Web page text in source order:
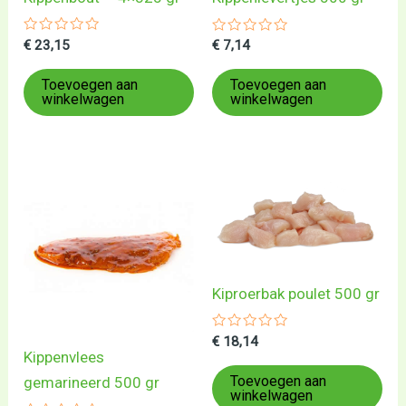
Gewaardeerd
uit
5
€ 23,15
Toevoegen aan
winkelwagen
Gewaardeerd
uit
5
€ 7,14
Toevoegen aan
winkelwagen
Kippenvlees
gemarineerd 500 gr
Kiproerbak poulet 500 gr
Gewaardeerd
uit
5
€ 18,14
Toevoegen aan
winkelwagen